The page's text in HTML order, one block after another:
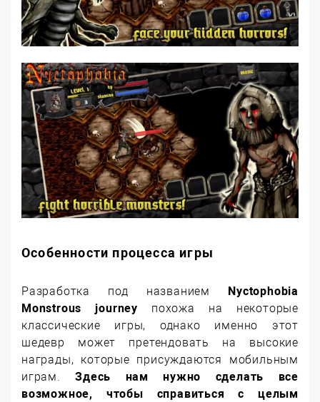
Особенности процесса игры
Разработка под названием
Nyctophobia
Monstrous journey похожа на некоторые
классические игры, однако именно этот
шедевр может претендовать на высокие
награды, которые присуждаются мобильным
играм.Здесь нам нужно сделать все
возможное, чтобы справиться с целым